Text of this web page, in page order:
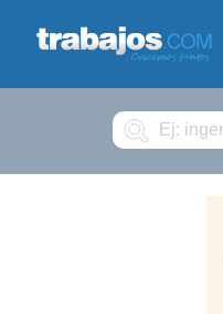
Buscar